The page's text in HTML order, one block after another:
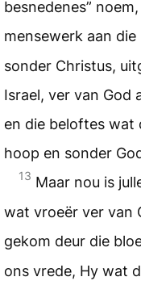
besnedenes”
mensewerk aan die
sonder Christus,
Israel, ver van God
en die beloftes wat
hoop en sonder
13 Maar nou is
wat vroeër ver van
gekom deur die
ons vrede, Hy wat